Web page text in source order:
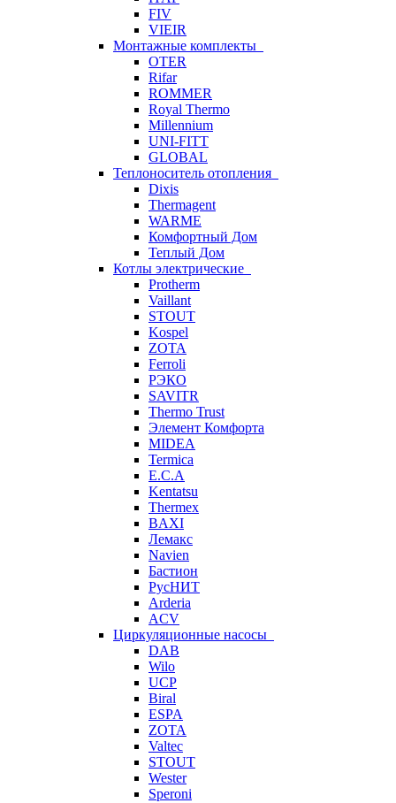
FIV
VIEIR
Монтажные комплекты
OTER
Rifar
ROMMER
Royal Thermo
Millennium
UNI-FITT
GLOBAL
Теплоноситель отопления
Dixis
Thermagent
WARME
Комфортный Дом
Теплый Дом
Котлы электрические
Protherm
Vaillant
STOUT
Kospel
ZOTA
Ferroli
РЭКО
SAVITR
Thermo Trust
Элемент Комфорта
MIDEA
Termica
E.C.A
Kentatsu
Thermex
BAXI
Лемакс
Navien
Бастион
РусНИТ
Arderia
ACV
Циркуляционные насосы
DAB
Wilo
UCP
Biral
ESPA
ZOTA
Valtec
STOUT
Wester
Speroni